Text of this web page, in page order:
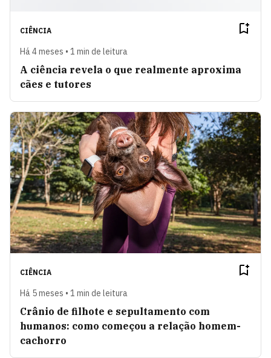
CIÊNCIA
Há 4 meses • 1 min de leitura
A ciência revela o que realmente aproxima
cães e tutores
CIÊNCIA
Há 5 meses • 1 min de leitura
Crânio de filhote e sepultamento com
humanos: como começou a relação homem-
cachorro